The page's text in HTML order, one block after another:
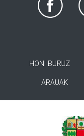
HONI BURUZ
ARAUAK